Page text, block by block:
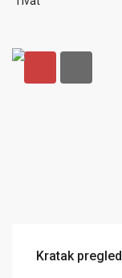
Kratak pregled